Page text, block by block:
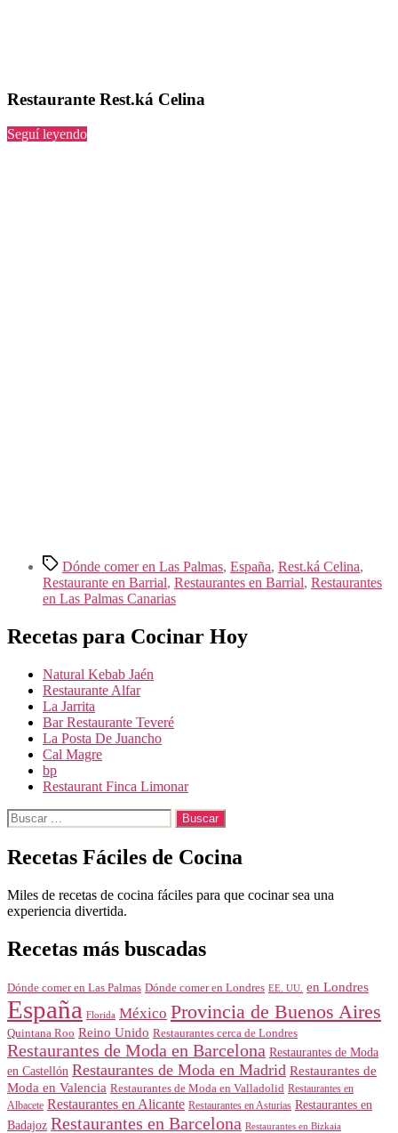
Restaurante Rest.ká Celina
Seguí leyendo“Rest.ká
Etiquetas
Dónde comer en Las Palmas, España, Rest.ká Celina,
Restaurante en Barrial, Restaurantes en Barrial, Restaurantes
en Las Palmas Canarias
Recetas para Cocinar Hoy
Natural Kebab Jaén
Restaurante Alfar
La Jarrita
Bar Restaurante Teveré
La Posta De Juancho
Cal Magre
bp
Restaurant Finca Limonar
Buscar:
Recetas Fáciles de Cocina
Miles de recetas de cocina fáciles para que cocinar sea una
experiencia divertida.
Recetas más buscadas
Dónde comer en Las Palmas Dónde comer en Londres EE. UU. en Londres
España Florida México Provincia de Buenos Aires
Quintana Roo Reino Unido Restaurantes cerca de Londres
Restaurantes de Moda en Barcelona Restaurantes de Moda
en Castellón Restaurantes de Moda en Madrid Restaurantes de
Moda en Valencia Restaurantes de Moda en Valladolid Restaurantes en
Albacete Restaurantes en Alicante Restaurantes en Asturias Restaurantes en
Badajoz Restaurantes en Barcelona Restaurantes en Bizkaia